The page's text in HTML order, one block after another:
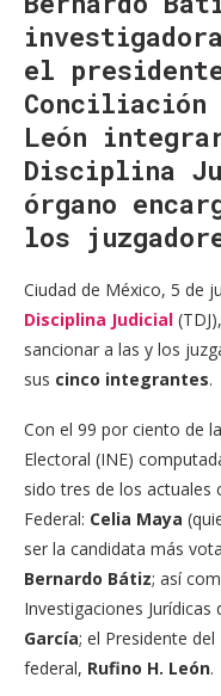
el
León
Disciplina
órgano
los
Ciudad de México, 5 de
Disciplina Judicial
sancionar a las y los
sus cinco integrantes.
Con el 99 por ciento de
Electoral (INE)
sido tres de los actuales
Federal: Celia Maya
ser la candidata más
Bernardo Bátiz; así
Investigaciones Jurídicas
García; el Presidente
federal, Rufino H. León.